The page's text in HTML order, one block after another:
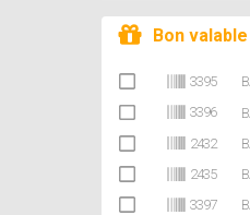
Bon
3395
3396
2432
2435
3397